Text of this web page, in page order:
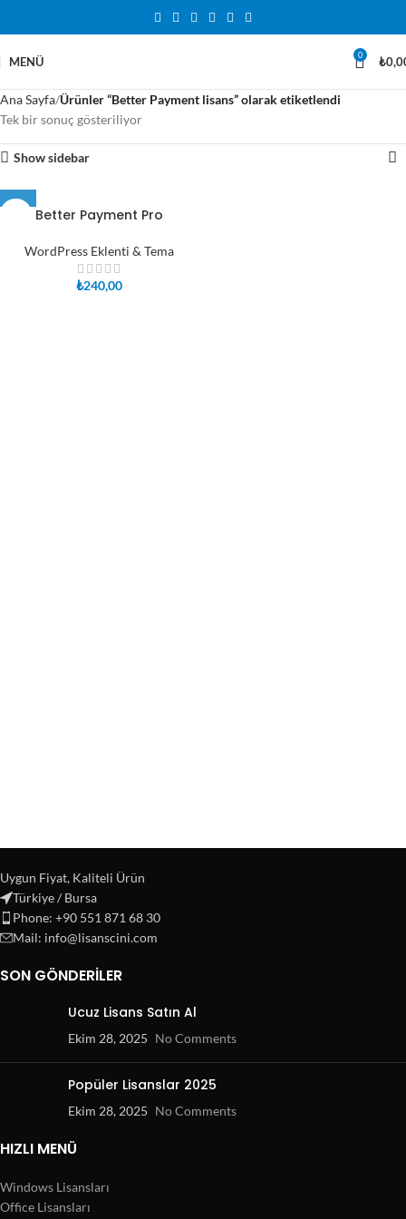
MENÜ 0 ₺
Ana Sayfa Ürünler “Better Payment lisans” olarak etiketlendi
Tek bir sonuç gösteriliyor
Show sidebar
Better Payment Pro
WordPress Eklenti & Tema
₺240,00
Uygun Fiyat, Kaliteli Ürün
Türkiye / Bursa
Phone: +90 551 871 68 30
Mail: info@lisanscini.com
SON GÖNDERILER
Ucuz Lisans Satın Al
Ekim 28, 2025 No Comments
Popüler Lisanslar 2025
Ekim 28, 2025 No Comments
HIZLI MENÜ
Windows Lisansları
Office Lisansları